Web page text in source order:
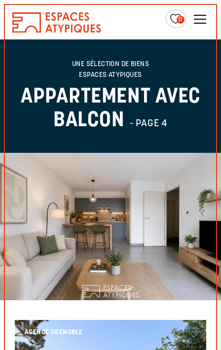
0
UNE SÉLECTION DE BIENS
ESPACES ATYPIQUES
APPARTEMENT AVEC
BALCON
- PAGE 4
AGENCE GRENOBLE